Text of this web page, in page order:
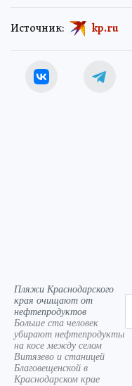
Источник: kp.ru
Пляжи Краснодарского
края очищают от
нефтепродуктов
Больше ста человек
убирают нефтепродукты
на косе между селом
Витязево и станицей
Благовещенской в
Краснодарском крае